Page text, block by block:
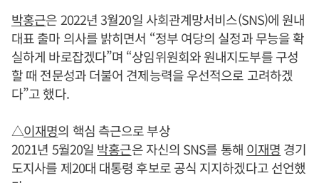
박홍근은 2022년 3월20일 사회관계망서비스(SNS)에 원내
대표 출마 의사를 밝히면서 “정부 여당의 실정과 무능을 확
실하게 바로잡겠다”며 “상임위원회와 원내지도부를 구성
할 때 전문성과 더불어 견제능력을 우선적으로 고려하겠
다”고 했다.
△이재명의 핵심 측근으로 부상
2021년 5월20일 박홍근은 자신의 SNS를 통해 이재명 경기
도지사를 제20대 대통령 후보로 공식 지지하겠다고 선언했